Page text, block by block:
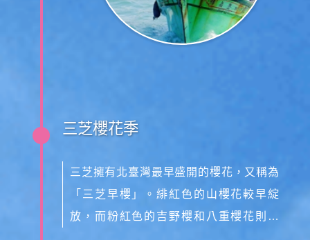
三芝櫻花季
三芝擁有北臺灣最早盛開的櫻花，又稱為
「三芝早櫻」。緋紅色的山櫻花較早綻
放，而粉紅色的吉野櫻和八重櫻花則略